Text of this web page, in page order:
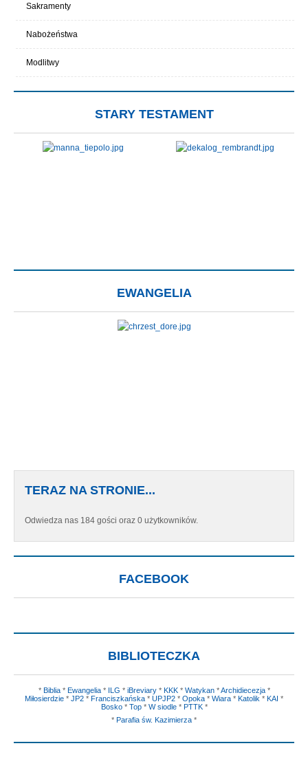
Sakramenty
Nabożeństwa
Modlitwy
STARY TESTAMENT
EWANGELIA
TERAZ NA STRONIE...
Odwiedza nas 184 gości oraz 0 użytkowników.
FACEBOOK
BIBLIOTECZKA
* Biblia* Ewangelia* ILG * iBreviary* KKK* Watykan*Archidiecezja*
Miłosierdzie * JP2 * Franciszkańska * UPJP2 * Opoka * Wiara * Katolik * KAI *
Bosko* Top* W siodle* PTTK*
* Parafia św. Kazimierza *